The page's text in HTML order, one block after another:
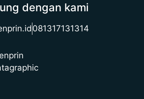
dengan kami
081317131314